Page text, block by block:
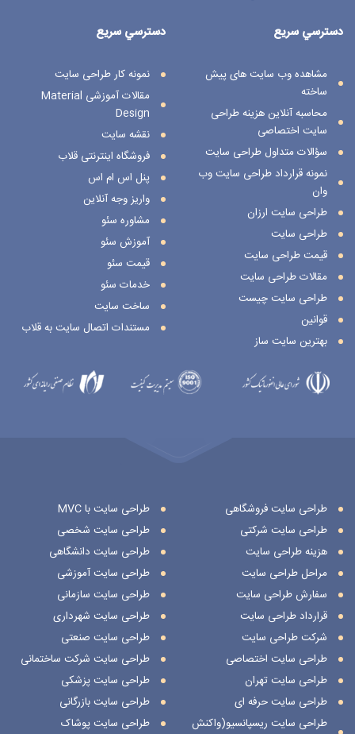
دسترسي سريع
نمونه کار طراحی سایت
مقالات آموزشی Material
Design
نقشه سایت
فروشگاه اینترنتی قلاب
پنل اس ام اس
واریز وجه آنلاین
مشاوره سئو
آموزش سئو
قیمت سئو
خدمات سئو
ساخت سایت
مستندات اتصال سایت به قلاب
دسترسي سريع
مشاهده وب سایت های پیش
ساخته
محاسبه آنلاین هزینه طراحی
سایت اختصاصی
سؤالات متداول طراحی سایت
نمونه قرارداد طراحی سایت وب
وان
طراحی سایت ارزان
طراحی سایت
قیمت طراحی سایت
مقالات طراحی سایت
طراحی سایت چیست
قوانین
بهترین سایت ساز
طراحی سایت فروشگاهی
طراحی سایت شرکتی
هزینه طراحی سایت
مراحل طراحی سایت
سفارش طراحی سایت
قرارداد طراحی سایت
شرکت طراحی سایت
طراحی سایت اختصاصی
طراحی سایت تهران
طراحی سایت حرفه ای
طراحی سایت ریسپانسیو(واکنش
طراحی سایت با MVC
طراحی سایت شخصی
طراحی سایت دانشگاهی
طراحی سایت آموزشی
طراحی سایت سازمانی
طراحی سایت شهرداری
طراحی سایت صنعتی
طراحی سایت شرکت ساختمانی
طراحی سایت پزشکی
طراحی سایت بازرگانی
طراحی سایت پوشاک